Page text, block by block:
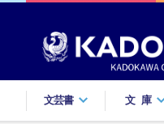
文芸書 文庫